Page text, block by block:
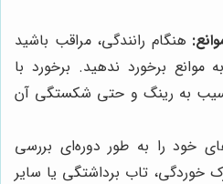
هنگام رانندگی، مراقب باشید
برخورد ندهید. برخورد با
به رینگ و حتی شکستگی آن
خود را به طور دوره‌ای بررسی
خوردگی، تاب برداشتگی یا سایر